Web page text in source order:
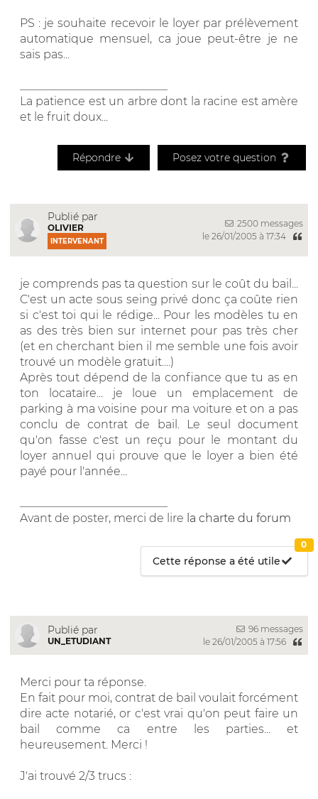
PS : je souhaite recevoir le loyer par prélèvement
automatique mensuel, ca joue peut-être je ne
sais pas...
La patience est un arbre dont la racine est amère
et le fruit doux...
Répondre Posez votre question
Publié par
OLIVIER
INTERVENANT
2500 messages
le 26/01/2005 à 17:34
je comprends pas ta question sur le coût du bail...
C'est un acte sous seing privé donc ça coûte rien
si c'est toi qui le rédige... Pour les modèles tu en
as des très bien sur internet pour pas très cher
(et en cherchant bien il me semble une fois avoir
trouvé un modèle gratuit....)
Après tout dépend de la confiance que tu as en
ton locataire... je loue un emplacement de
parking à ma voisine pour ma voiture et on a pas
conclu de contrat de bail. Le seul document
qu'on fasse c'est un reçu pour le montant du
loyer annuel qui prouve que le loyer a bien été
payé pour l'année...
Avant de poster, merci de lire la charte du forum
Cette réponse a été utile
0
Publié par
UN_ETUDIANT
96 messages
le 26/01/2005 à 17:56
Merci pour ta réponse.
En fait pour moi, contrat de bail voulait forcément
dire acte notarié, or c'est vrai qu'on peut faire un
bail comme ca entre les parties... et
heureusement. Merci !
J'ai trouvé 2/3 trucs :